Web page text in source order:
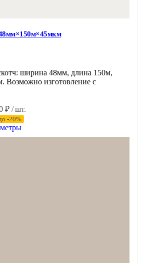
ширина 48мм, длина 150м,
Возможно изготовление с
₽Диапазон
цен:
80,89 ₽
–
/ шт.
-20%
Этот
товар